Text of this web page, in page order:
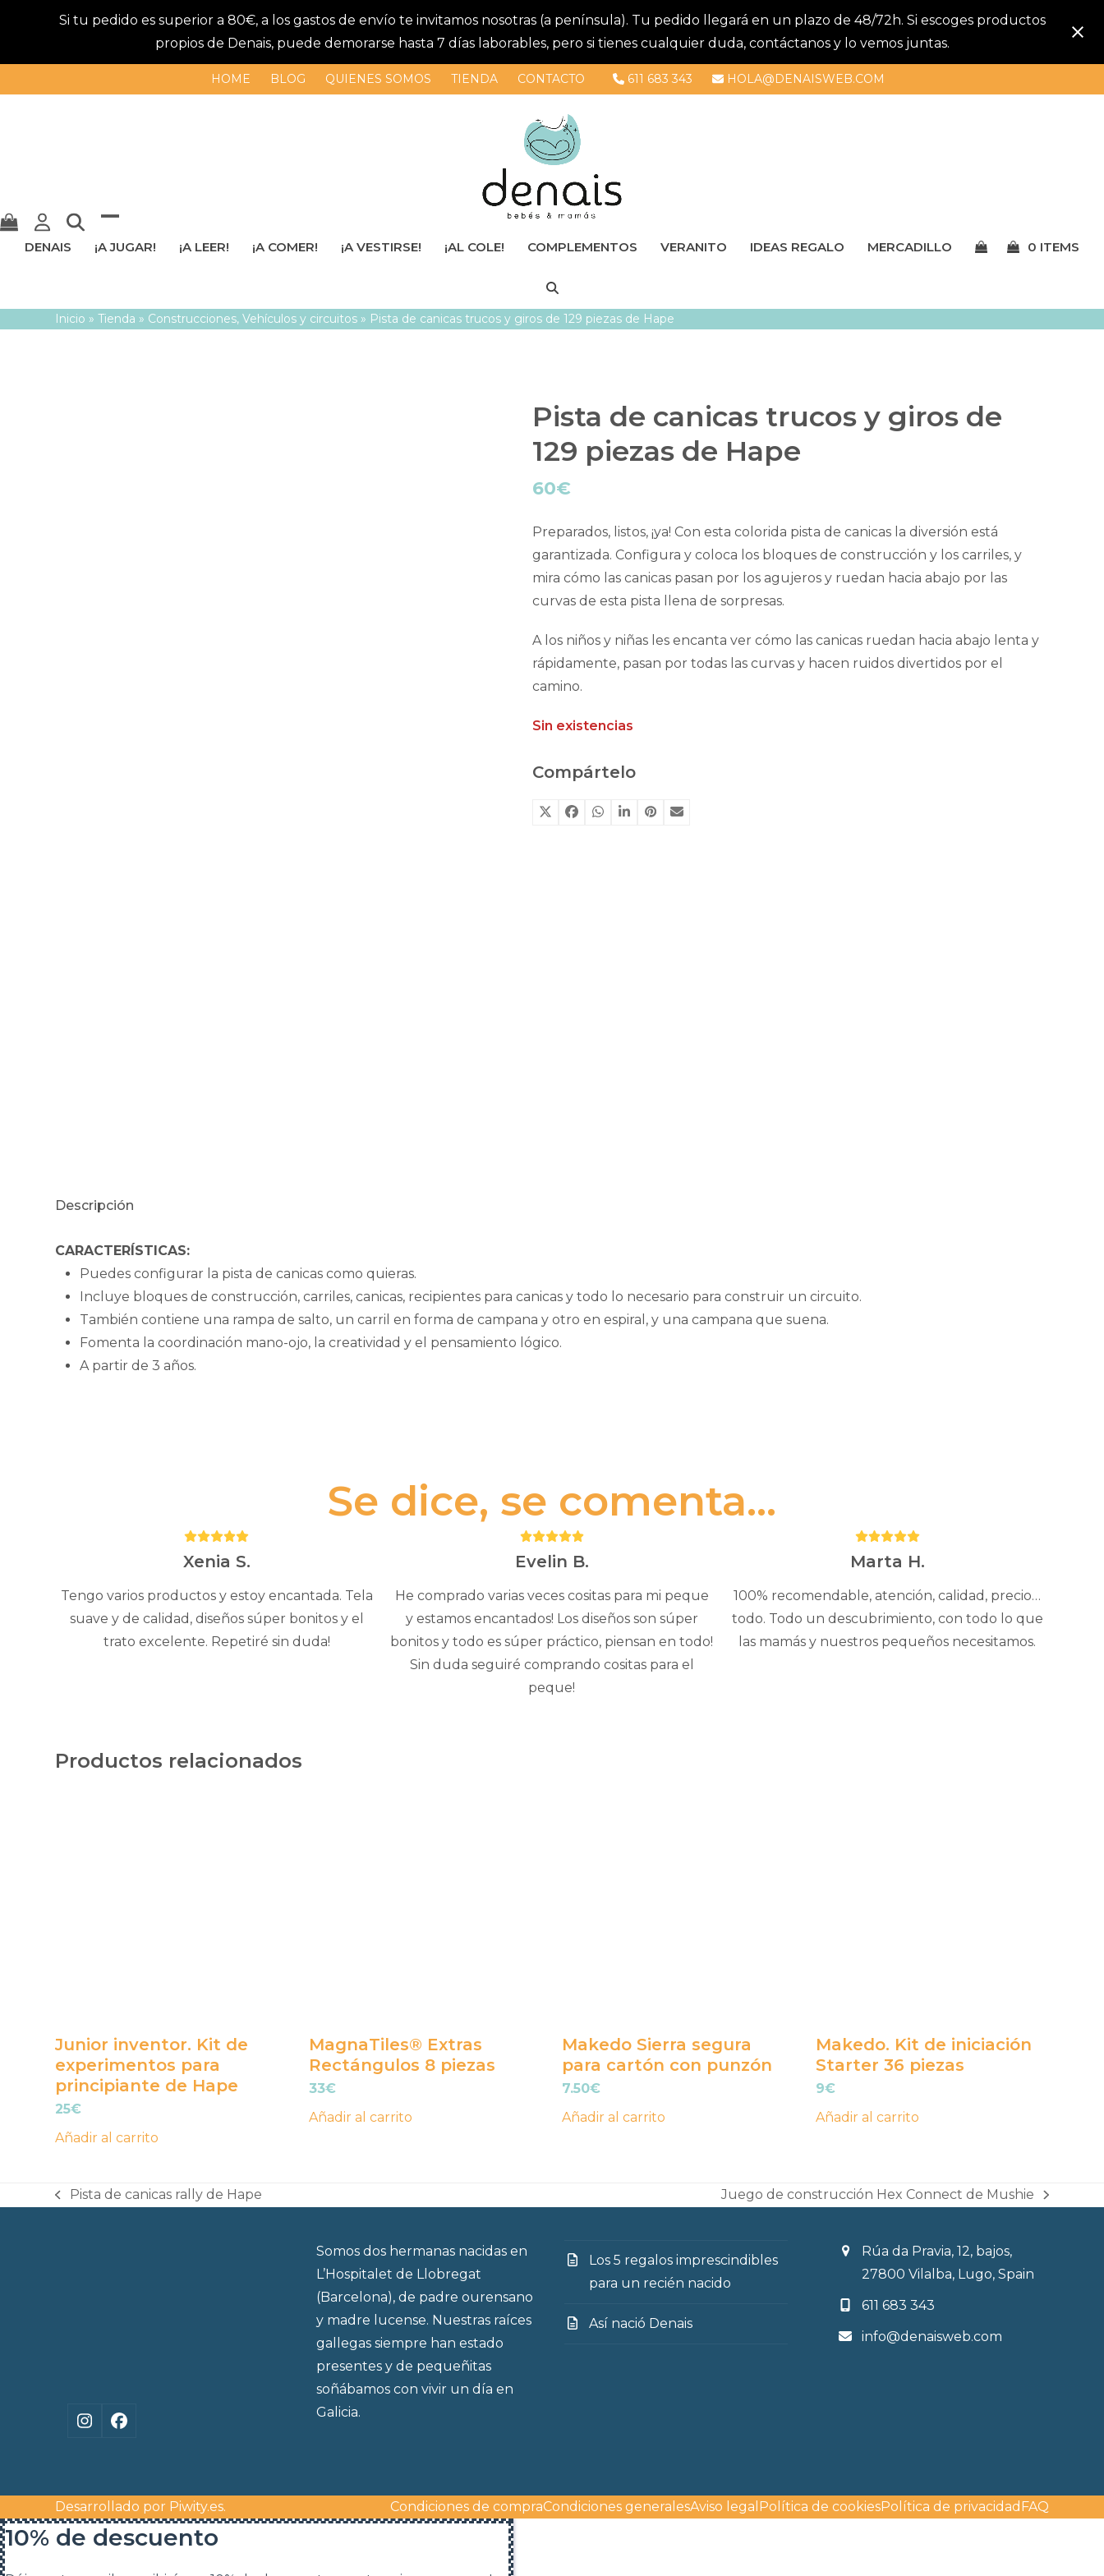
Si tu pedido es superior a 80€, a los gastos de envío te invitamos nosotras (a península). Tu pedido llegará en un plazo de 48/72h. Si escoges productos
propios de Denais, puede demorarse hasta 7 días laborables, pero si tienes cualquier duda, contáctanos y lo vemos juntas.
HOME BLOG QUIENES SOMOS TIENDA CONTACTO 611 683 343 HOLA@DENAISWEB.COM
Mostrar
menú
Cerrar
DENAIS ¡A JUGAR! ¡A LEER! ¡A COMER! ¡A VESTIRSE! ¡AL COLE! COMPLEMENTOS VERANITO IDEAS REGALO MERCADILLO 0 ITEMS
Inicio »Tienda » Construcciones,Vehículos y circuitos » Pista de canicas trucos y giros de 129 piezas de Hape
Pista de canicas trucos y giros de
129 piezas de Hape
60€
Preparados, listos, ¡ya! Con esta colorida pista de canicas la diversión está
garantizada. Configura y coloca los bloques de construcción y los carriles, y
mira cómo las canicas pasan por los agujeros y ruedan hacia abajo por las
curvas de esta pista llena de sorpresas.
A los niños y niñas les encanta ver cómo las canicas ruedan hacia abajo lenta y
rápidamente, pasan por todas las curvas y hacen ruidos divertidos por el
camino.
Sin existencias
Compártelo
Descripción
CARACTERÍSTICAS:
Puedes configurar la pista de canicas como quieras.
Incluye bloques de construcción, carriles, canicas, recipientes para canicas y todo lo necesario para construir un circuito.
También contiene una rampa de salto, un carril en forma de campana y otro en espiral, y una campana que suena.
Fomenta la coordinación mano-ojo, la creatividad y el pensamiento lógico.
A partir de 3 años.
Se dice, se comenta...
Puntuación:
5
Xenia S.
Tengo varios productos y estoy encantada. Tela
suave y de calidad, diseños súper bonitos y el
trato excelente. Repetiré sin duda!
Puntuación:
5
Evelin B.
He comprado varias veces cositas para mi peque
y estamos encantados! Los diseños son súper
bonitos y todo es súper práctico, piensan en todo!
Sin duda seguiré comprando cositas para el
peque!
Puntuación:
5
Marta H.
100% recomendable, atención, calidad, precio…
todo. Todo un descubrimiento, con todo lo que
las mamás y nuestros pequeños necesitamos.
Productos relacionados
Junior inventor. Kit de
experimentos para
principiante de Hape
25€
Añadir al carrito
MagnaTiles® Extras
Rectángulos 8 piezas
33€
Añadir al carrito
Makedo Sierra segura
para cartón con punzón
7.50€
Añadir al carrito
Makedo. Kit de iniciación
Starter 36 piezas
9€
Añadir al carrito
previous
Pista de canicas rally de Hape
next
Juego de construcción Hex Connect de Mushie
Instagram
Facebook
Somos dos hermanas nacidas en
L’Hospitalet de Llobregat
(Barcelona), de padre ourensano
y madre lucense. Nuestras raíces
gallegas siempre han estado
presentes y de pequeñitas
soñábamos con vivir un día en
Galicia.
Los 5 regalos imprescindibles
para un recién nacido
Así nació Denais
Rúa da Pravia, 12, bajos,
27800 Vilalba, Lugo, Spain
611 683 343
info@denaisweb.com
Desarrollado por Piwity.es. Condiciones de compraCondiciones generalesAviso legal Política de cookiesPolítica de privacidad FAQ
10% de descuento